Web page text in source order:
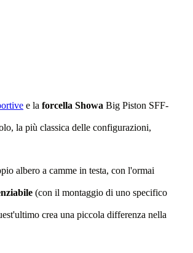
e la forcella Showa Big Piston SFF-
la più classica delle configurazioni,
albero a camme in testa, con l'ormai
(con il montaggio di uno specifico
crea una piccola differenza nella